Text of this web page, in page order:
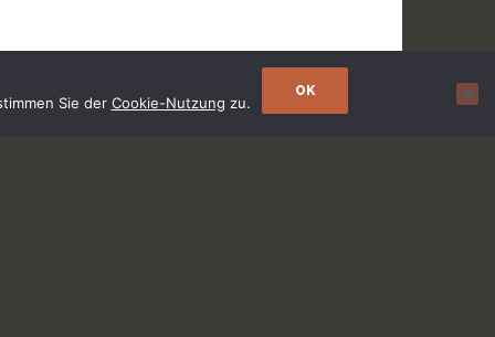
Sie der Cookie-Nutzung zu.
OK